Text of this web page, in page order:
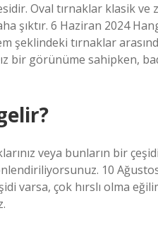
Oval tırnaklar klasik
şıktır. 6 Haziran 2024
şeklindeki tırnaklar
bir görünüme sahipken,
veya bunların bir
10
varsa, çok hırslı olma